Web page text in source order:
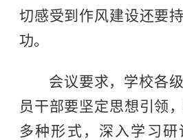
切感受到作风建设还要
功。
会议要求，学校各
员干部要坚定思想引领
多种形式，深入学习